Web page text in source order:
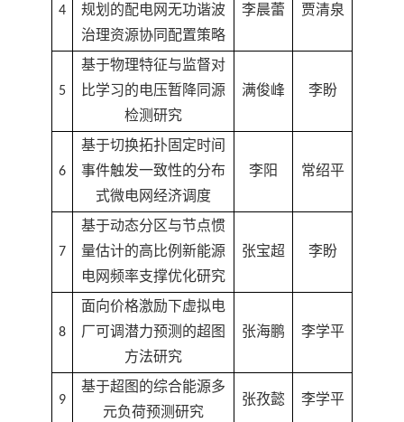
4
规划的配电网无功谐波
治理资源协同配置策略
李晨蕾 贾清泉
5
基于物理特征与监督对
比学习的电压暂降同源
检测研究
满俊峰 李盼
6
基于切换拓扑固定时间
事件触发一致性的分布
式微电网经济调度
李阳 常绍平
7
基于动态分区与节点惯
量估计的高比例新能源
电网频率支撑优化研究
张宝超 李盼
8
面向价格激励下虚拟电
厂可调潜力预测的超图
方法研究
张海鹏 李学平
9
基于超图的综合能源多
元负荷预测研究
张孜懿 李学平